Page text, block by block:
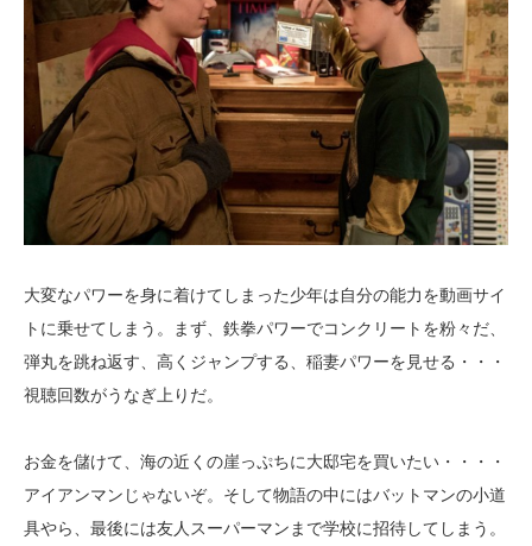
大変なパワーを身に着けてしまった少年は自分の能力を動画サイ
トに乗せてしまう。まず、鉄拳パワーでコンクリートを粉々だ、
弾丸を跳ね返す、高くジャンプする、稲妻パワーを見せる・・・
視聴回数がうなぎ上りだ。
お金を儲けて、海の近くの崖っぷちに大邸宅を買いたい・・・・
アイアンマンじゃないぞ。そして物語の中にはバットマンの小道
具やら、最後には友人スーパーマンまで学校に招待してしまう。